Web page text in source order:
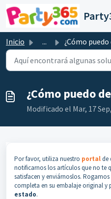
Saltar al contenido principal
Inicio ... ¿Cómo puedo devolver
¿Cómo puedo
Modificado el Mar, 17
Por favor, utiliza nuestro portalde
notificarnos los artículos que no te
satisfacen y enviárnoslos.
completa en su embalaje original y
estado.